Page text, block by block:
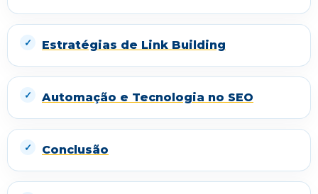
Estratégias de Link Building
Automação e Tecnologia no SEO
Conclusão